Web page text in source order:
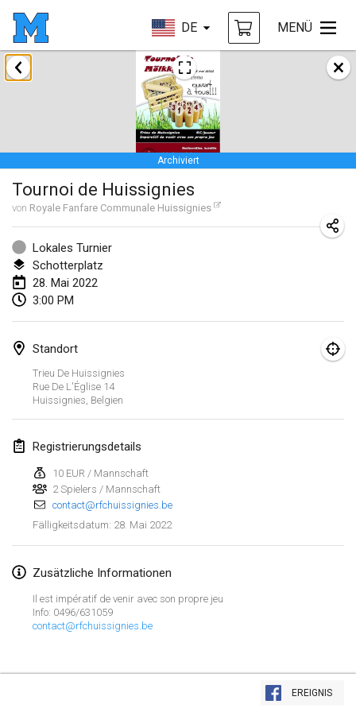
DE MENÜ
Liste anzeigen
Archiviert
Tournoi de Huissignies
von Royale Fanfare Communale Huissignies
Lokales Turnier
Schotterplatz
28. Mai 2022
3:00 PM
Standort
Trieu De Huissignies
Rue De L'Église 14
Huissignies Belgien
Registrierungsdetails
10 EUR / Mannschaft
2 Spielers / Mannschaft
contact@rfchuissignies.be
Fälligkeitsdatum: 28. Mai 2022
Zusätzliche Informationen
Il est impératif de venir avec son propre jeu
Info: 0496/631059
contact@rfchuissignies.be
EREIGNIS
Januar 2022
Tournoi Mixte ASPTTOM
Frankreich
KKS Halli Duppeli
22. Jan. 2022| Finnland
Mölkky Tournament - Doubles
22. Jan. 2022
Suomelan Mölkky-open
22. Jan. 2022
23. Jan. 2022
Februar 2022
4. Feb. 2022|Tschechische Republik
TangoMölkky
5. Feb. 2022|Finnland
12. Feb. 2022|Finnland
Yamagata Tournament
13. Feb. 2022|Japan